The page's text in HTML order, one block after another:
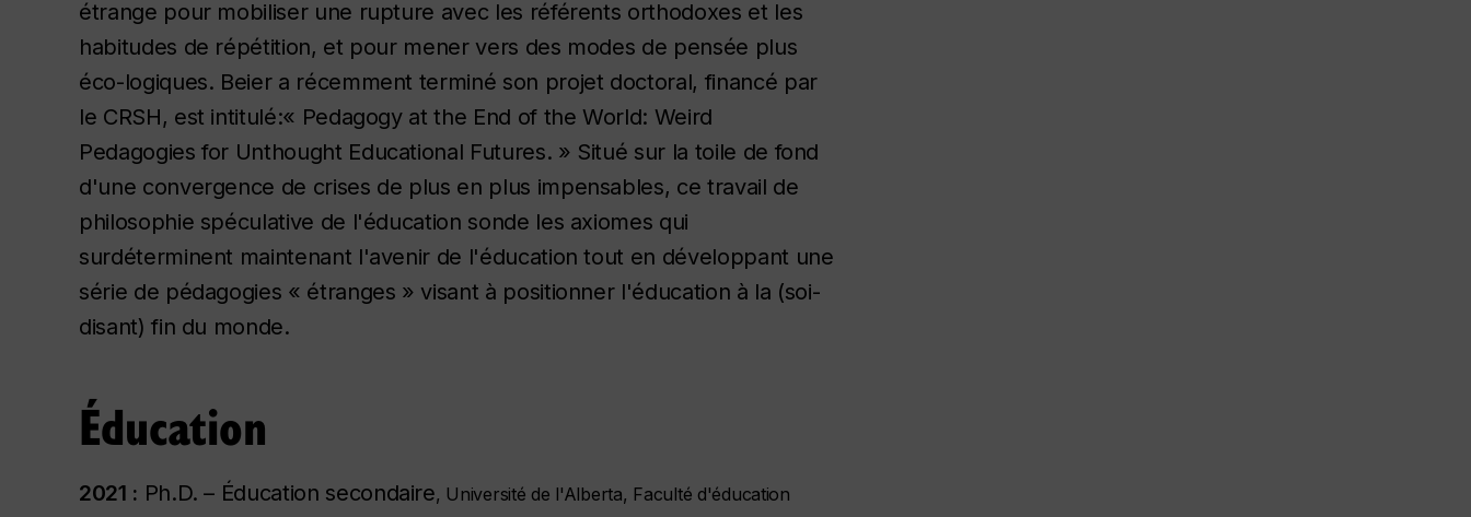
étrange pour mobiliser une rupture avec les référents orthodoxes et les
habitudes de répétition, et pour mener vers des modes de pensée plus
éco-logiques. Beier a récemment terminé son projet doctoral, financé par
le CRSH, est intitulé:« Pedagogy at the End of the World: Weird
Pedagogies for Unthought Educational Futures. » Situé sur la toile de fond
d'une convergence de crises de plus en plus impensables, ce travail de
philosophie spéculative de l'éducation sonde les axiomes qui
surdéterminent maintenant l'avenir de l'éducation tout en développant une
série de pédagogies « étranges » visant à positionner l'éducation à la (soi-
disant) fin du monde.
Éducation
2021 : Ph.D. – Éducation secondaire, Université de l'Alberta, Faculté d'éducation